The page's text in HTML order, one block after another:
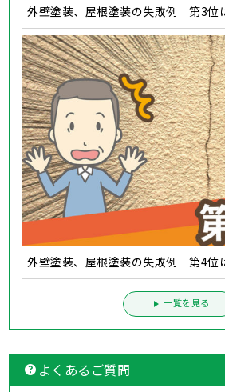
外壁塗装、屋根塗装の失敗例 第3位
外壁塗装、屋根塗装の失敗例 第4位
一覧を見る
よくあるご質問